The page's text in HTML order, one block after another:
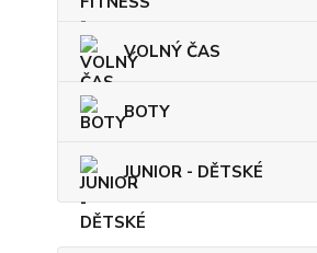
VOLNÝ ČAS
BOTY
JUNIOR - DĚTSKÉ